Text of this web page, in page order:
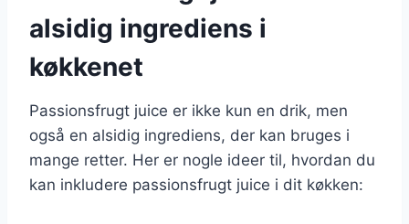
alsidig ingrediens i
køkkenet
Passionsfrugt juice er ikke kun en drik, men
også en alsidig ingrediens, der kan bruges i
mange retter. Her er nogle ideer til, hvordan du
kan inkludere passionsfrugt juice i dit køkken: